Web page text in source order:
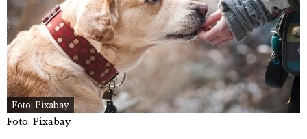
Foto: Pixabay
Foto: Pixabay